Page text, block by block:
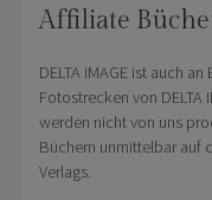
Affiliate
DELTA IMAGE ist auch
Fotostrecken von
werden nicht von uns
Büchern unmittelbar auf
Verlags.